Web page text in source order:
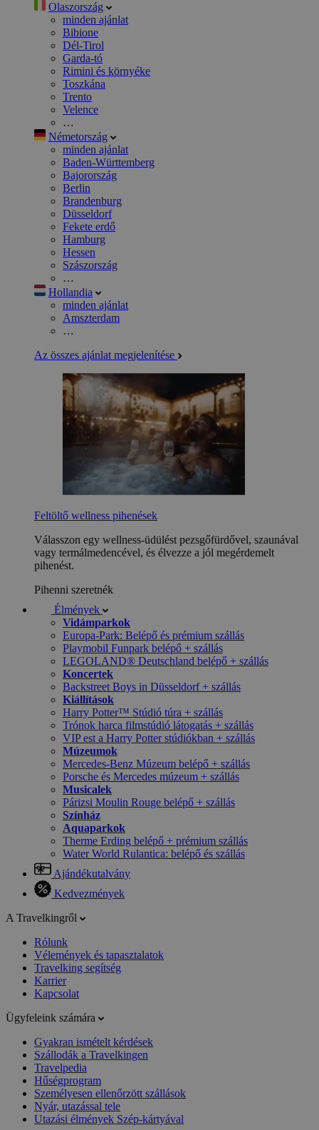
Olaszország
minden ajánlat
Bibione
Dél-Tirol
Garda-tó
Rimini és környéke
Toszkána
Trento
Velence
…
Németország
minden ajánlat
Baden-Württemberg
Bajorország
Berlin
Brandenburg
Düsseldorf
Fekete erdő
Hamburg
Hessen
Szászország
…
Hollandia
minden ajánlat
Amszterdam
…
Az összes ajánlat megjelenítése
Feltöltő wellness pihenések
Válasszon egy wellness-üdülést pezsgőfürdővel, szaunával
vagy termálmedencével, és élvezze a jól megérdemelt
pihenést.
Pihenni szeretnék
Élmények
Vidámparkok
Europa-Park: Belépő és prémium szállás
Playmobil Funpark belépő + szállás
LEGOLAND® Deutschland belépő + szállás
Koncertek
Backstreet Boys in Düsseldorf + szállás
Kiállítások
Harry Potter™ Stúdió túra + szállás
Trónok harca filmstúdió látogatás + szállás
VIP est a Harry Potter stúdiókban + szállás
Múzeumok
Mercedes-Benz Múzeum belépő + szállás
Porsche és Mercedes múzeum + szállás
Musicalek
Párizsi Moulin Rouge belépő + szállás
Színház
Aquaparkok
Therme Erding belépő + prémium szállás
Water World Rulantica: belépő és szállás
Ajándékutalvány
Kedvezmények
A Travelkingről
Rólunk
Vélemények és tapasztalatok
Travelking segítség
Karrier
Kapcsolat
Ügyfeleink számára
Gyakran ismételt kérdések
Szállodák a Travelkingen
Travelpedia
Hűségprogram
Személyesen ellenőrzött szállások
Nyár, utazással tele
Utazási élmények Szép-kártyával